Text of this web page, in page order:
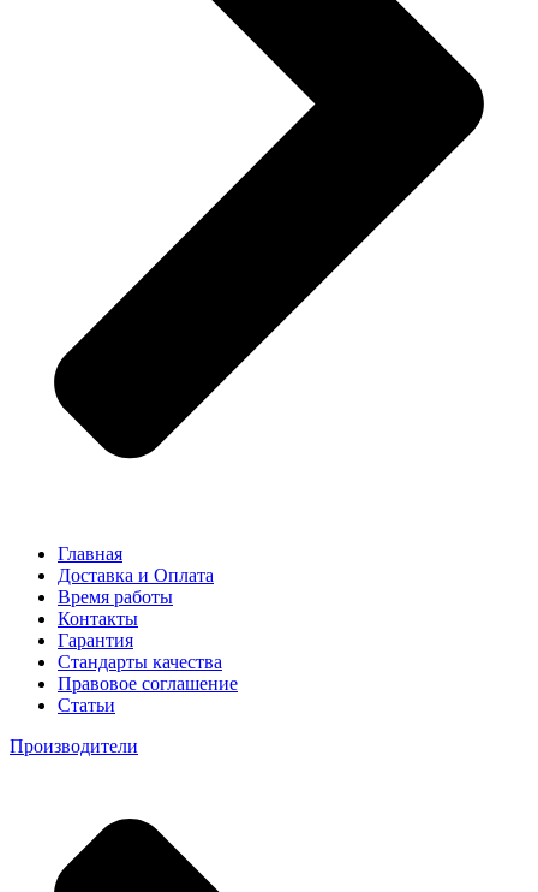
Главная
Доставка и Оплата
Время работы
Контакты
Гарантия
Стандарты качества
Правовое соглашение
Статьи
Производители